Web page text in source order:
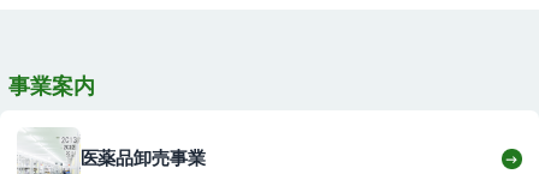
事業案内
医薬品卸売事業 →